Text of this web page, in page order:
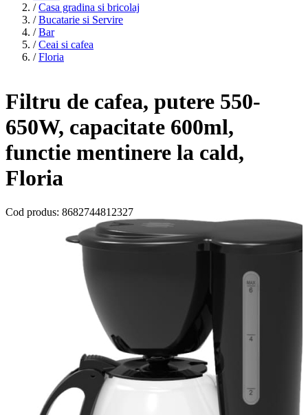
/ Casa gradina si bricolaj
/ Bucatarie si Servire
/ Bar
/ Ceai si cafea
/ Floria
Filtru de cafea, putere 550-
650W, capacitate 600ml,
functie mentinere la cald,
Floria
Cod produs: 8682744812327